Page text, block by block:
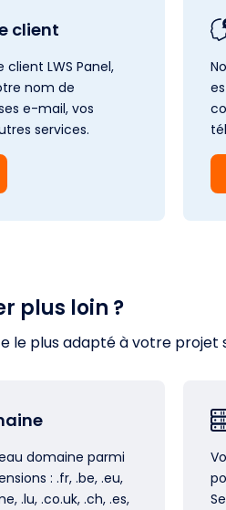
client
LWS Panel,
nom de
e-mail, vos
services.
plus loin ?
plus adapté à votre projet
domaine parmi
: .fr, .be, .eu,
.lu, .co.uk, .ch, .es,